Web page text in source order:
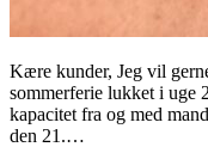
Kære kunder, Jeg vil
sommerferie lukket i uge
kapacitet fra og med
den 21.…